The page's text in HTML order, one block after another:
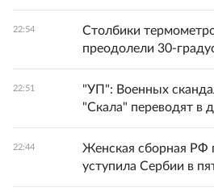
22:54
Столбики
преодолели 30-
22:51
"УП": Военных
"Скала" переводят в
22:44
Женская сборная РФ
уступила Сербии в